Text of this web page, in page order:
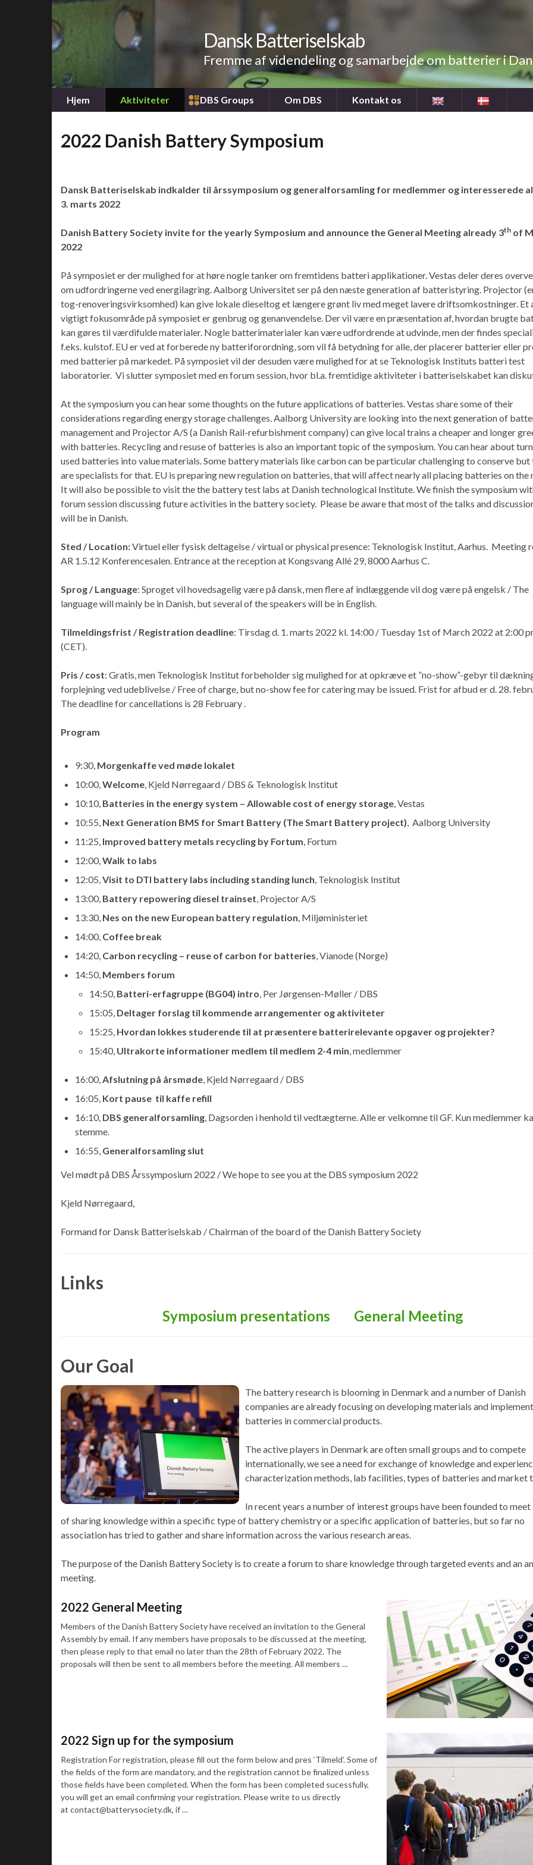
Dansk Batteriselskab
Fremme af videndeling og samarbejde om batterier i
Hjem Aktiviteter DBS Groups Om DBS Kontakt os
2022 Danish Battery Symposium
Dansk Batteriselskab indkalder til årssymposium og generalforsamling for medlemmer og interesserede
3. marts 2022
Danish Battery Society invite for the yearly Symposium and announce the General Meeting already 3th of
2022
På symposiet er der mulighed for at høre nogle tanker om fremtidens batteri applikationer. Vestas deler deres
om udfordringerne ved energilagring. Aalborg Universitet ser på den næste generation af batteristyring. Projector
tog-renoveringsvirksomhed) kan give lokale dieseltog et længere grønt liv med meget lavere driftsomkostninger. Et
vigtigt fokusområde på symposiet er genbrug og genanvendelse. Der vil være en præsentation af, hvordan brugte
kan gøres til værdifulde materialer. Nogle batterimaterialer kan være udfordrende at udvinde, men der findes
f.eks. kulstof. EU er ved at forberede ny batteriforordning, som vil få betydning for alle, der placerer batterier eller
med batterier på markedet. På symposiet vil der desuden være mulighed for at se Teknologisk Instituts batteri test
laboratorier. Vi slutter symposiet med en forum session, hvor bl.a. fremtidige aktiviteter i batteriselskabet kan
At the symposium you can hear some thoughts on the future applications of batteries. Vestas share some of their
considerations regarding energy storage challenges. Aalborg University are looking into the next generation of
management and Projector A/S (a Danish Rail-refurbishment company) can give local trains a cheaper and longer
with batteries. Recycling and resuse of batteries is also an important topic of the symposium. You can hear about
used batteries into value materials. Some battery materials like carbon can be particular challenging to conserve but
are specialists for that. EU is preparing new regulation on batteries, that will affect nearly all placing batteries on the
It will also be possible to visit the the battery test labs at Danish technological Institute. We finish the symposium
forum session discussing future activities in the battery society. Please be aware that most of the talks and
will be in Danish.
Sted / Location:Virtuel eller fysisk deltagelse / virtual or physical presence: Teknologisk Institut, Aarhus. Meeting
AR 1.5.12 Konferencesalen. Entrance at the reception at Kongsvang Allé 29,8000Aarhus C.
Sprog / Language: Sproget vil hovedsagelig være på dansk, men flere af indlæggende vil dog være på engelsk / The
language will mainly be in Danish, but several of the speakers will be in English.
Tilmeldingsfrist / Registration deadline: Tirsdag d. 1. marts 2022 kl. 14:00 / Tuesday 1st of March 2022 at 2:00
(CET).
Pris / cost: Gratis, men Teknologisk Institut forbeholder sig mulighed for at opkræve et ”no-show”-gebyr til
forplejning ved udeblivelse / Free of charge, but no-show fee for catering may be issued. Frist for afbud er d. 28.
The deadline for cancellations is 28 February .
Program
9:30, Morgenkaffe ved møde lokalet
10:00,Welcome, Kjeld Nørregaard / DBS & Teknologisk Institut
10:10, Batteries in the energy system – Allowable cost of energy storage, Vestas
10:55, Next Generation BMS for Smart Battery (The Smart Battery project), Aalborg University
11:25, Improved battery metals recycling by Fortum, Fortum
12:00,Walk to labs
12:05,Visit to DTI battery labs including standing lunch, Teknologisk Institut
13:00, Battery repowering diesel trainset, Projector A/S
13:30, Nes on the new European battery regulation, Miljøministeriet
14:00, Coffee break
14:20, Carbon recycling – reuse of carbon for batteries, Vianode (Norge)
14:50, Members forum
14:50, Batteri-erfagruppe (BG04) intro, Per Jørgensen-Møller / DBS
15:05, Deltager forslag til kommende arrangementer og aktiviteter
15:25, Hvordan lokkes studerende til at præsentere batterirelevante opgaver og projekter?
15:40, Ultrakorte informationer medlem til medlem 2-4 min, medlemmer
16:00,Afslutning på årsmøde, Kjeld Nørregaard / DBS
16:05, Kort pause til kaffe refill
16:10, DBS generalforsamling, Dagsorden i henhold til vedtægterne. Alle er velkomne til GF. Kun medlemmer
stemme.
16:55, Generalforsamling slut
Vel mødt på DBS Årssymposium 2022 / We hope to see you at the DBS symposium 2022
Kjeld Nørregaard,
Formand for Dansk Batteriselskab / Chairman of the board of the Danish Battery Society
Links
Symposium presentations General Meeting
Our Goal
The battery research is blooming in Denmark and a number of Danish
companies are already focusing on developing materials and
batteries in commercial products.
The active players in Denmark are often small groups and to compete
internationally, we see a need for exchange of knowledge and
characterization methods, lab facilities, types of batteries and market
In recent years a number of interest groups have been founded to meet
of sharing knowledge within a specific type of battery chemistry or a specific application of batteries, but so far no
association has tried to gather and share information across the various research areas.
The purpose of the Danish Battery Society is to create a forum to share knowledge through targeted events and an
meeting.
2022 General Meeting
Members of the Danish Battery Society have received an invitation to the General
Assembly by email. If any members have proposals to be discussed at the meeting,
then please reply to that email no later than the 28th of February 2022. The
proposals will then be sent to all members before the meeting. All members …
2022 Sign up for the symposium
Registration For registration, please fill out the form below and pres ‘Tilmeld’. Some of
the fields of the form are mandatory, and the registration cannot be finalized unless
those fields have been completed. When the form has been completed sucessfully,
you will get an email confirming your registration. Please write to us directly
at contact@batterysociety.dk, if …